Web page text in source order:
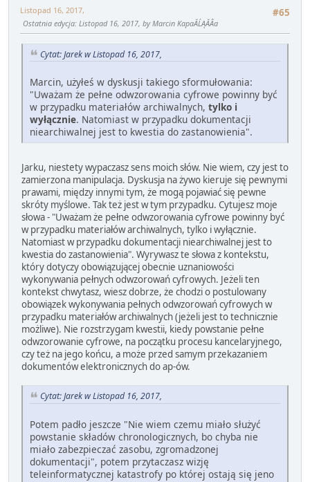
#65
Listopad 16, 2017,
Ostatnia edycja: Listopad 16, 2017, by Marcin KapaĂĹĄĂÂa
Cytat: Jarek w Listopad 16, 2017,
Marcin, użyłeś w dyskusji takiego sformułowania:
"Uważam że pełne odwzorowania cyfrowe powinny być
w przypadku materiałów archiwalnych, tylko i
wyłącznie. Natomiast w przypadku dokumentacji
niearchiwalnej jest to kwestia do zastanowienia".
Jarku, niestety wypaczasz sens moich słów. Nie wiem, czy jest to
zamierzona manipulacja. Dyskusja na żywo kieruje się pewnymi
prawami, między innymi tym, że mogą pojawiać się pewne
skróty myślowe. Tak też jest w tym przypadku. Cytujesz moje
słowa - "Uważam że pełne odwzorowania cyfrowe powinny być
w przypadku materiałów archiwalnych, tylko i wyłącznie.
Natomiast w przypadku dokumentacji niearchiwalnej jest to
kwestia do zastanowienia". Wyrywasz te słowa z kontekstu,
który dotyczy obowiązującej obecnie uznaniowości
wykonywania pełnych odwzorowań cyfrowych. Jeżeli ten
kontekst chwytasz, wiesz dobrze, że chodzi o postulowany
obowiązek wykonywania pełnych odwzorowań cyfrowych w
przypadku materiałów archiwalnych (jeżeli jest to technicznie
możliwe). Nie rozstrzygam kwestii, kiedy powstanie pełne
odwzorowanie cyfrowe, na początku procesu kancelaryjnego,
czy też na jego końcu, a może przed samym przekazaniem
dokumentów elektronicznych do ap-ów.
Cytat: Jarek w Listopad 16, 2017,
Potem padło jeszcze "Nie wiem czemu miało służyć
powstanie składów chronologicznych, bo chyba nie
miało zabezpieczać zasobu, zgromadzonej
dokumentacji", potem przytaczasz wizję
teleinformatycznej katastrofy po której ostają się jeno